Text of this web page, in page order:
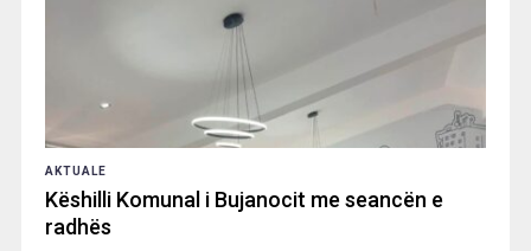
AKTUALE
Këshilli Komunal i Bujanocit me seancën e
radhës